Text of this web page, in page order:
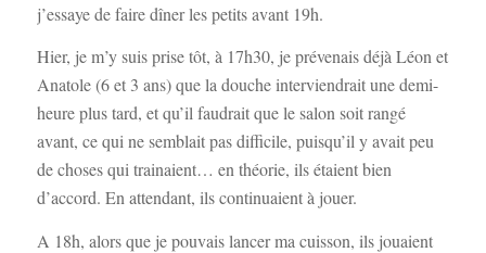
j’essaye de faire dîner les petits avant 19h.
Hier, je m’y suis prise tôt, à 17h30, je prévenais déjà Léon et
Anatole (6 et 3 ans) que la douche interviendrait une demi-
heure plus tard, et qu’il faudrait que le salon soit rangé
avant, ce qui ne semblait pas difficile, puisqu’il y avait peu
de choses qui trainaient… en théorie, ils étaient bien
d’accord. En attendant, ils continuaient à jouer.
A 18h, alors que je pouvais lancer ma cuisson, ils jouaient